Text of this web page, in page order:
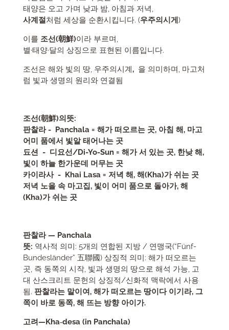
태양은 오고 가며 낮과 밤, 아침과 저녁,
사계절처럼 세상을 순환시킵니다. (우주의시게)
이를 조선(朝鮮)이라 부르며,
별·태양·달의 상징으로 표현된 이름입니다.
조선은 해와 빛의 땅, 우주의시계,을 의미하며, 마고처
럼 빛과 생명의 원리와 연결됨
조선(朝鮮)의뜻:
판찰라 - Panchala = 해가 떠오르는 곳, 아침 해, 마고
어미 품에서 빛알 태어나는 곳
됴션 - 디요선/Di-Yo-Sun = 해가 서 있는 곳, 한낮 해,
빛이 하늘 한가운데 머무는 곳
카이라사 - Khai Lasa = 저녁 해, 해(Kha)가 쉬는 곳
저녁 노을 속 마고집, 빛이 어미 품으로 돌아가, 해
(Kha)가 쉬는 곳
판찰라 — Panchala
뜻: 역사적 의미: 5개의 연합된 지방 / 연맹국(“Fünf-
Bundesländer” 五聯國) 상징적 의미: 해가 떠오르는
곳, 즉 동쪽의 시작, 빛과 생명의 땅으로 해석 가능, 고
대 산스크리트 문헌의 상징적/신화적 맥락에서 사용
됨. 판찰라는 말이여, 해가 떠오르는 땅이다 이기라, 그
쪽이 바로 동쪽, 해 뜨는 방향 아이가.
고려—Kha‑desa (in Panchala)